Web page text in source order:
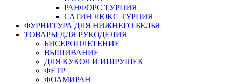
РАНФОРС ТУРЦИЯ
САТИН ЛЮКС ТУРЦИЯ
ФУРНИТУРА ДЛЯ НИЖНЕГО БЕЛЬЯ
ТОВАРЫ ДЛЯ РУКОДЕЛИЯ
БИСЕРОПЛЕТЕНИЕ
ВЫШИВАНИЕ
ДЛЯ КУКОЛ И ИШРУШЕК
ФЕТР
ФОАМИРАН